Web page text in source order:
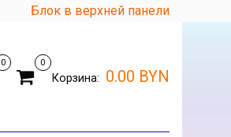
Блок в верхней панели
0 0
Корзина: 0.00 BYN